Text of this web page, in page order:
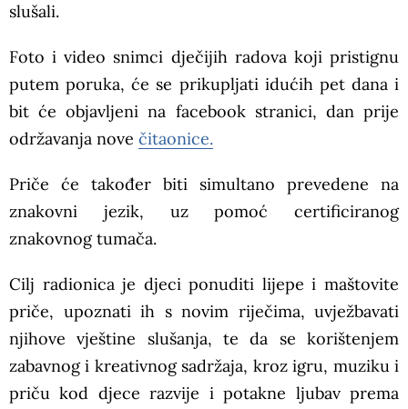
slušali.
Foto i video snimci dječijih radova koji pristignu
putem poruka, će se prikupljati idućih pet dana i
bit će objavljeni na facebook stranici, dan prije
održavanja nove čitaonice.
Priče će također biti simultano prevedene na
znakovni jezik, uz pomoć certificiranog
znakovnog tumača.
Cilj radionica je djeci ponuditi lijepe i maštovite
priče, upoznati ih s novim riječima, uvježbavati
njihove vještine slušanja, te da se korištenjem
zabavnog i kreativnog sadržaja, kroz igru, muziku i
priču kod djece razvije i potakne ljubav prema